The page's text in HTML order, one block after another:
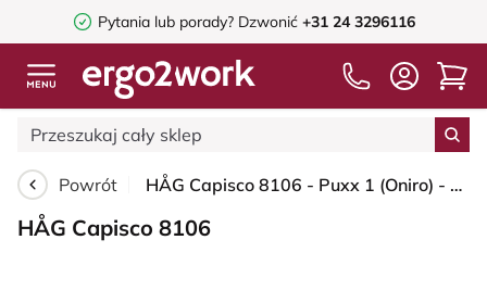
Pytania lub porady? Dzwonić +31 24 3296116
Powrót HÅG Capisco 8106 - Puxx 1 (Oniro) - Skóra syntetyczna z poliuretanu - PU215816 - Black - Moss Grey - 265 mm (seat height 53-79cm) - Hard castors for soft floors
HÅG Capisco 8106